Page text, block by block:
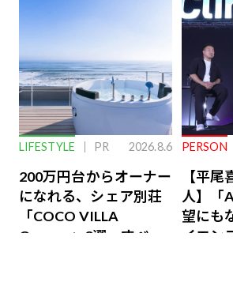
LIFESTYLE PR 2026.8.6
200万円台からオーナー
になれる、シェア別荘
「COCO VILLA
Owners」3選。すべて
PERSON
【平尾
人】「
望にも
イエン